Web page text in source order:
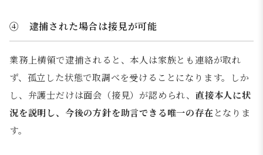
④ 逮捕された場合は接見が可能
業務上横領で逮捕されると、本人は家族とも連絡が取れ
ず、孤立した状態で取調べを受けることになります。しか
し、弁護士だけは面会（接見）が認められ、 直接本人に状
況を説明し、今後の方針を助言できる唯一の存在となりま
す。